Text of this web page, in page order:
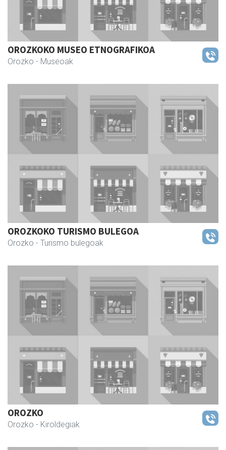
OROZKOKO MUSEO ETNOGRAFIKOA
Orozko - Museoak
OROZKOKO TURISMO BULEGOA
Orozko - Turismo bulegoak
OROZKO
Orozko - Kiroldegiak